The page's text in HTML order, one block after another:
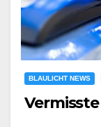
BLAULICHT NEWS